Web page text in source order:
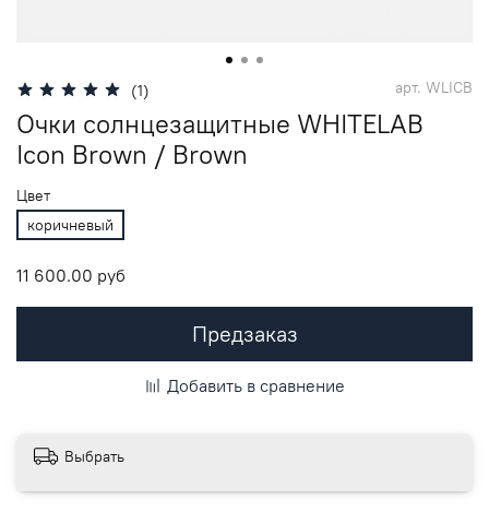
(1) арт. WLICB
Очки солнцезащитные WHITELAB
Icon Brown / Brown
Цвет
коричневый
11 600.00 руб
Предзаказ
Добавить в сравнение
Выбрать